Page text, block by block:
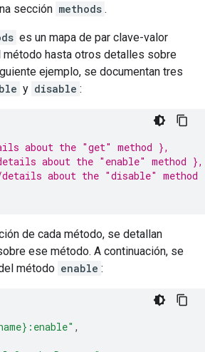
sección methods .
es un mapa de par clave-valor
hasta otros detalles sobre
ejemplo, se documentan tres
y disable :
about the "get" method },
about the "enable" method },
about the "disable" method
de cada método, se detallan
ese método. A continuación, se
método enable :
,